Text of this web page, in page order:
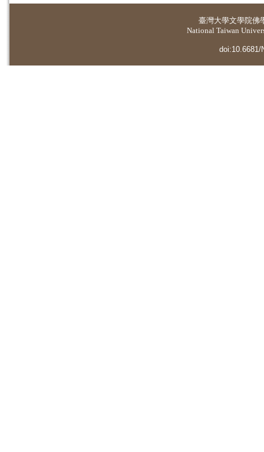
臺灣大學文學院佛
National Taiwan
doi:10.6681/